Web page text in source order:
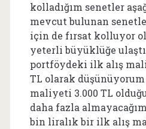
kolladığım senetler
mevcut bulunan
için de fırsat kolluyor
yeterli büyüklüğe
portföydeki ilk alış
TL olarak
maliyeti 3.000 TL
daha fazla
bin liralık bir ilk alış